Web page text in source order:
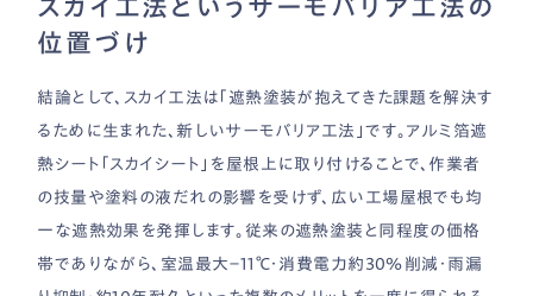
スカイ工法というサーモバリア工法の
位置づけ
結論として、スカイ工法は「遮熱塗装が抱えてきた課題を解決す
るために生まれた、新しいサーモバリア工法」です。アルミ箔遮
熱シート「スカイシート」を屋根上に取り付けることで、作業者
の技量や塗料の液だれの影響を受けず、広い工場屋根でも均
一な遮熱効果を発揮します。従来の遮熱塗装と同程度の価格
帯でありながら、室温最大−11℃・消費電力約30％削減・雨漏